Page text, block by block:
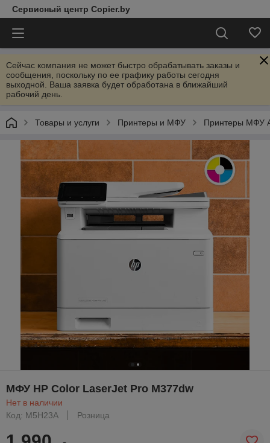
Сервисный центр Copier.by
Сейчас компания не может быстро обрабатывать заказы и
сообщения, поскольку по ее графику работы сегодня
выходной. Ваша заявка будет обработана в ближайший
рабочий день.
Товары и услуги Принтеры и МФУ Принтеры МФУ
МФУ HP Color LaserJet Pro M377dw
Нет в наличии
Код: M5H23A
Розница